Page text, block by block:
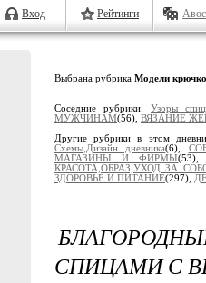
Вход Рейтинги
Выбрана рубрика Модели
Соседние рубрики: Узоры
МУЖЧИНАМ(56), ВЯЗАНИЕ
Другие рубрики в этом
Схемы,Дизайн дневника(6),
МАГАЗИНЫ И ФИРМЫ
КРАСОТА,ОБРАЗ,УХОД ЗА
ЗДОРОВЬЕ И ПИТАНИЕ(297),
СПИЦАМИ С